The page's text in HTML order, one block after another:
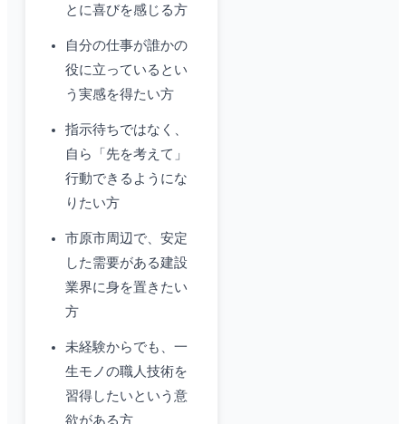
とに喜びを感じる方
自分の仕事が誰かの
役に立っているとい
う実感を得たい方
指示待ちではなく、
自ら「先を考えて」
行動できるようにな
りたい方
市原市周辺で、安定
した需要がある建設
業界に身を置きたい
方
未経験からでも、一
生モノの職人技術を
習得したいという意
欲がある方